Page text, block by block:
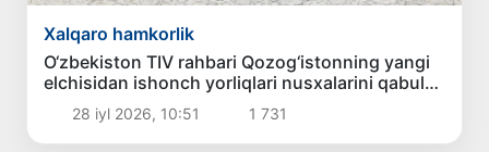
Xalqaro hamkorlik
O‘zbekiston TIV rahbari Qozog‘istonning yangi
elchisidan ishonch yorliqlari nusxalarini qabul
qildi28 iyl 2026, 10:51 1 731